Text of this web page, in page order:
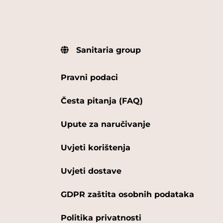
Sanitaria group
Pravni podaci
Česta pitanja (FAQ)
Upute za naručivanje
Uvjeti korištenja
Uvjeti dostave
GDPR zaštita osobnih podataka
Politika privatnosti